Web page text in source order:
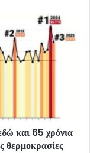
και 65 χρόνια
θερμοκρασίες